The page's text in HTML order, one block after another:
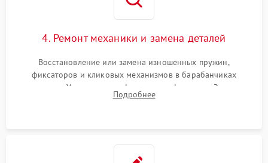
4. Ремонт механики и замена деталей
Восстановление или замена изношенных пружин,
фиксаторов и кликовых механизмов в барабанчиках
поправок. Устранение люфтов в трансфокаторе. Замена
поврежденных линз, разбитой сетки или восстановление
Подробнее